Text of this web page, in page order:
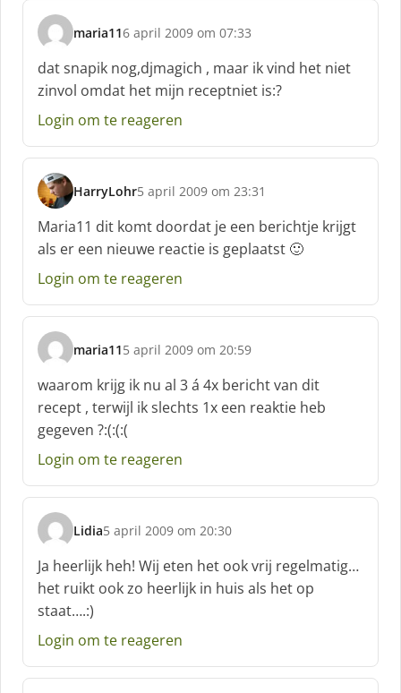
maria11
s
h
r
e
f
6 april 2009 om 07:33
dat snapik nog,djmagich , maar ik vind het niet
zinvol omdat het mijn receptniet is:?
Login om te reageren
HarryLohr
s
c
h
r
e
f
5 april 2009 om 23:31
Maria11 dit komt doordat je een berichtje krijgt
als er een nieuwe reactie is geplaatst 🙂
Login om te reageren
maria11
s
h
r
e
e
:
5 april 2009 om 20:59
waarom krijg ik nu al 3 á 4x bericht van dit
recept , terwijl ik slechts 1x een reaktie heb
gegeven ?:(:(:(
Login om te reageren
Lidia
s
c
h
r
e
e
:
5 april 2009 om 20:30
Ja heerlijk heh! Wij eten het ook vrij regelmatig…
het ruikt ook zo heerlijk in huis als het op
staat….:)
Login om te reageren